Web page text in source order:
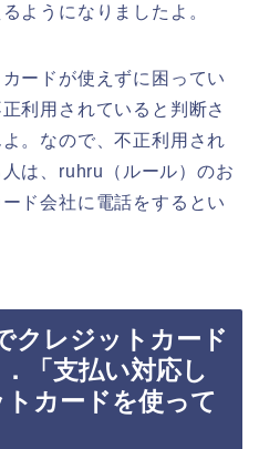
ようになりましたよ。
ードが使えずに困ってい
利用されていると判断さ
。なので、不正利用され
は、ruhru（ルール）のお
ド会社に電話をするとい
クレジットカード
「支払い対応し
カードを使って